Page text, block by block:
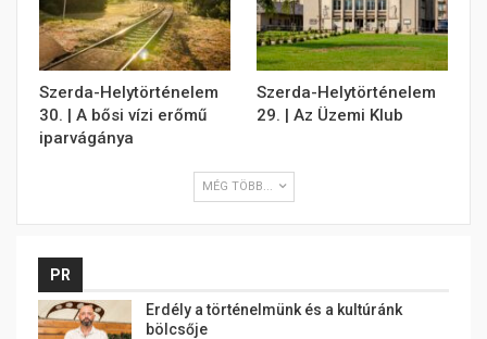
Szerda-Helytörténelem
30. | A bősi vízi erőmű
iparvágánya
Szerda-Helytörténelem
29. | Az Üzemi Klub
MÉG TÖBB...
PR
Erdély a történelmünk és a kultúránk
bölcsője